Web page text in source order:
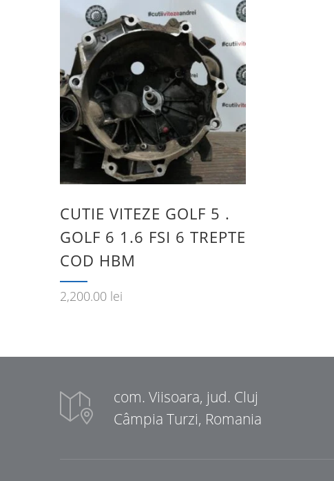
CUTIE VITEZE GOLF 5 .
GOLF 6 1.6 FSI 6 TREPTE
COD HBM
2,200.00 lei
com. Viisoara, jud. Cluj
Câmpia Turzi, Romania